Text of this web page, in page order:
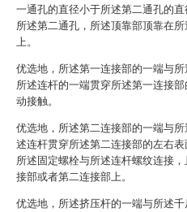
一通孔的直径小于所述第二通孔的
所述第二通孔，所述顶靠部顶靠在
上。
优选地，所述第一连接部的一端与所
所述连杆的一端贯穿所述第一连接
动接触。
优选地，所述第二连接部的一端与
述连杆贯穿所述第二连接部的左右表
所述固定螺栓与所述连杆螺纹连接
接部或者第二连接部上。
优选地，所述挤压杆的一端与所述